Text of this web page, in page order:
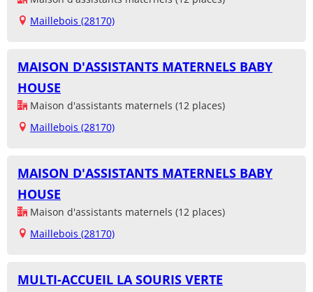
Maillebois (28170)
MAISON D'ASSISTANTS MATERNELS BABY
HOUSE
Maison d'assistants maternels (12 places)
Maillebois (28170)
MAISON D'ASSISTANTS MATERNELS BABY
HOUSE
Maison d'assistants maternels (12 places)
Maillebois (28170)
MULTI-ACCUEIL LA SOURIS VERTE